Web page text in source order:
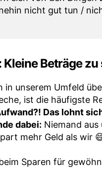
nicht gut tun /
Kleine Beträge
in unserem Umfeld
ist die häufigste
Das lohnt
dabei: Niemand
mehr Geld als wir
Sparen für